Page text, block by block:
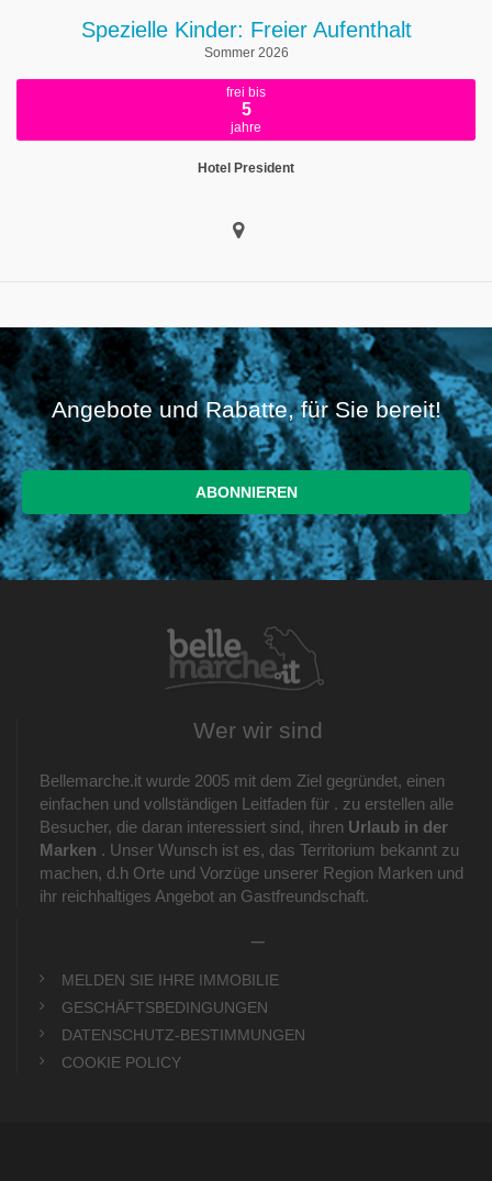
Spezielle Kinder: Freier Aufenthalt
Sommer 2026
frei bis
5
jahre
Hotel President
Angebote und Rabatte, für Sie bereit!
Wer wir sind
Bellemarche.it wurde 2005 mit dem Ziel gegründet, einen
einfachen und vollständigen Leitfaden für . zu erstellen alle
Besucher, die daran interessiert sind, ihren Urlaub in der
Marken . Unser Wunsch ist es, das Territorium bekannt zu
machen, d.h Orte und Vorzüge unserer Region Marken und
ihr reichhaltiges Angebot an Gastfreundschaft.
MELDEN SIE IHRE IMMOBILIE
GESCHÄFTSBEDINGUNGEN
DATENSCHUTZ-BESTIMMUNGEN
COOKIE POLICY